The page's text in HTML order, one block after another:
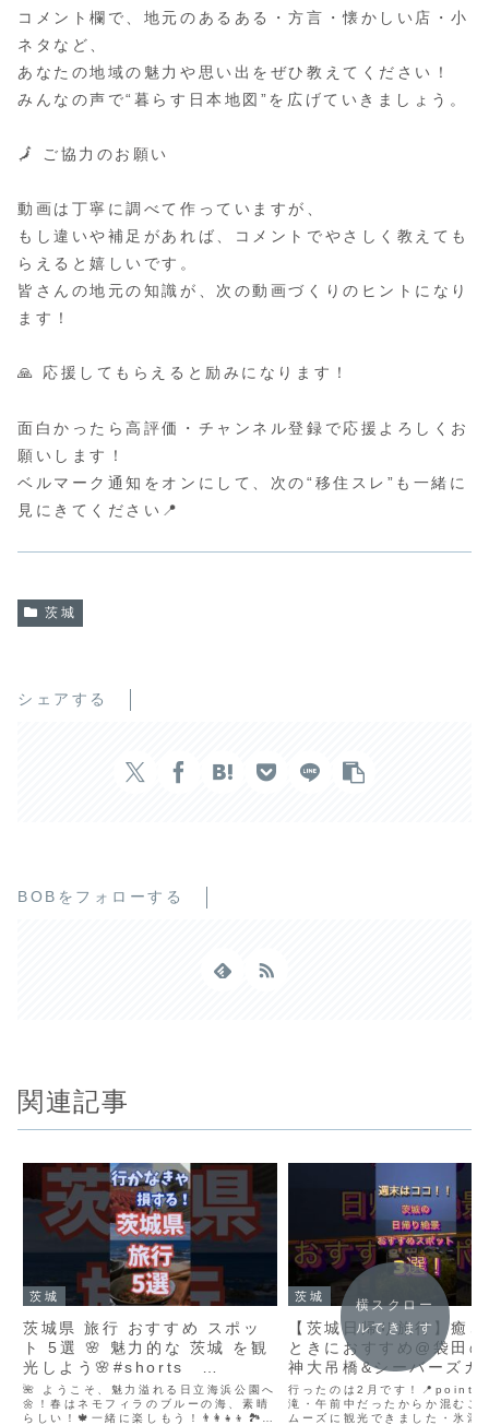
コメント欄で、地元のあるある・方言・懐かしい店・小
ネタなど、
あなたの地域の魅力や思い出をぜひ教えてください！
みんなの声で“暮らす日本地図”を広げていきましょう。
🗾 ご協力のお願い
動画は丁寧に調べて作っていますが、
もし違いや補足があれば、コメントでやさしく教えても
らえると嬉しいです。
皆さんの地元の知識が、次の動画づくりのヒントになり
ます！
🙏 応援してもらえると励みになります！
面白かったら高評価・チャンネル登録で応援よろしくお
願いします！
ベルマーク通知をオンにして、次の“移住スレ”も一緒に
見にきてください📍
茨城
シェアする
BOBをフォローする
関連記事
茨城
茨城県 旅行 おすすめ スポッ
ト 5選 🌸 魅力的な 茨城 を観
光しよう🌸#shorts
#short #茨城
🌺 ようこそ、魅力溢れる日立海浜公園へ
🌼！春はネモフィラのブルーの海、素晴
らしい！🍁一緒に楽しもう！👨‍👩‍👧‍👦🏞️
茨城
【茨城日帰り旅行】癒
ときにおすすめ@袋田
神大吊橋&シーバーズカ
国内旅行 #旅行vlog #茨城 #
袋田の滝 #絶景
行ったのは2月です！📍point▼
滝・午前中だったからか混むこ
ムーズに観光できました・氷瀑
横スクロー
ルできます